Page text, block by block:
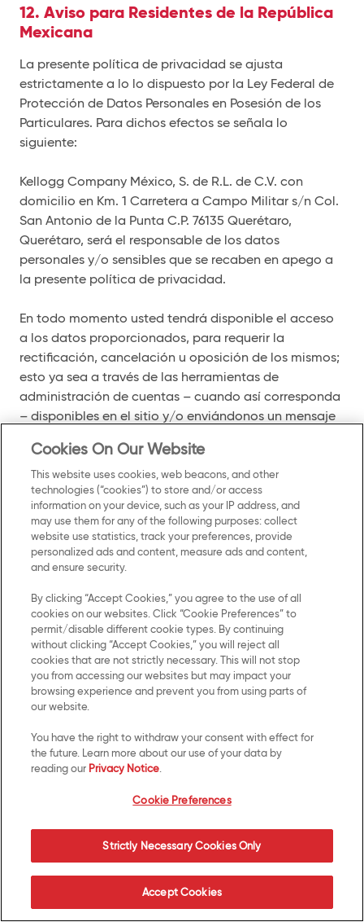
12. Aviso para Residentes de la República
Mexicana
La presente política de privacidad se ajusta
estrictamente a lo lo dispuesto por la Ley Federal de
Protección de Datos Personales en Posesión de los
Particulares. Para dichos efectos se señala lo
siguiente:
Kellogg Company México, S. de R.L. de C.V. con
domicilio en Km. 1 Carretera a Campo Militar s/n Col.
San Antonio de la Punta C.P. 76135 Querétaro,
Querétaro, será el responsable de los datos
personales y/o sensibles que se recaben en apego a
la presente política de privacidad.
En todo momento usted tendrá disponible el acceso
a los datos proporcionados, para requerir la
rectificación, cancelación u oposición de los mismos;
esto ya sea a través de las herramientas de
administración de cuentas – cuando así corresponda
– disponibles en el sitio y/o enviándonos un mensaje
siguiente información sobre el titular de los datos (sin
perjuicio de cualquier otro requisito que la Ley
mencionada o sus normas reglamentarias fijen al
efecto):
I. El nombre del titular y domicilio u otro medio para
comunicarle la respuesta a su solicitud;
II. Los documentos que acrediten la identidad o, en su
caso, la representación legal del titular;
III. La descripción clara y precisa de los datos
personales respecto de los que se busca ejercer
alguno de los derechos antes mencionados, y
IV. Cualquier otro elemento o documento que facilite
la localización de los datos personales.
Lo anterior dirigiendo su mensaje al departamento de
Atención al Consumidor de Kellogg Company México,
S. de R.L. de C.V. al domicilio indicado previamente
en éste apartado, o al correo electrónico consumer-
affairs.la@kellogg.com, o al teléfono 5624 2105 del
D.F. o Área Metropolitana, o al 01 800 00 5355644 del
Cookies On Our Website
This website uses cookies, web beacons, and other
technologies (“cookies”) to store and/or access
information on your device, such as your IP address, and
may use them for any of the following purposes: collect
website use statistics, track your preferences, provide
personalized ads and content, measure ads and content,
and ensure security.
By clicking “Accept Cookies,” you agree to the use of all
cookies on our websites. Click “Cookie Preferences” to
permit/disable different cookie types. By continuing
without clicking “Accept Cookies,” you will reject all
cookies that are not strictly necessary. This will not stop
you from accessing our websites but may impact your
browsing experience and prevent you from using parts of
our website.
You have the right to withdraw your consent with effect for
the future. Learn more about our use of your data by
reading our Privacy Notice
Cookie Preferences
Strictly Necessary Cookies Only
Accept Cookies